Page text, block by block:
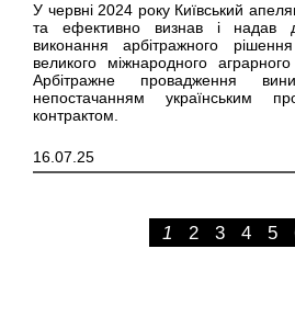
ТОРГОВЕЛЬНОЇ
У червні 2024 року Київський
та ефективно визнав і надав
виконання арбітражного
великого міжнародного
Арбітражне провадження
непостачанням українським
контрактом.
16.07.25
1 2 3 4 5